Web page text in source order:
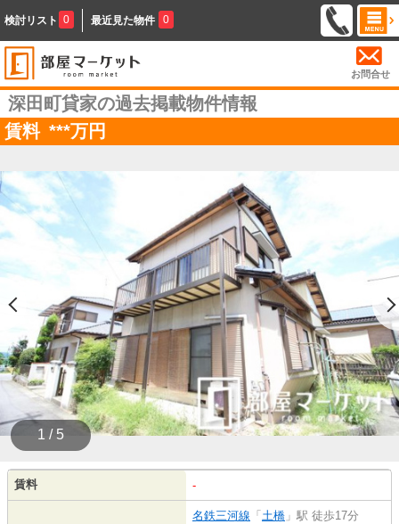
検討リスト 0 最近見た物件 0
お問合せ
深田町貸家の過去掲載物件情報
賃料 ***万円
1 / 5
賃料 -
名鉄三河線 「 土橋 」駅 徒歩17分